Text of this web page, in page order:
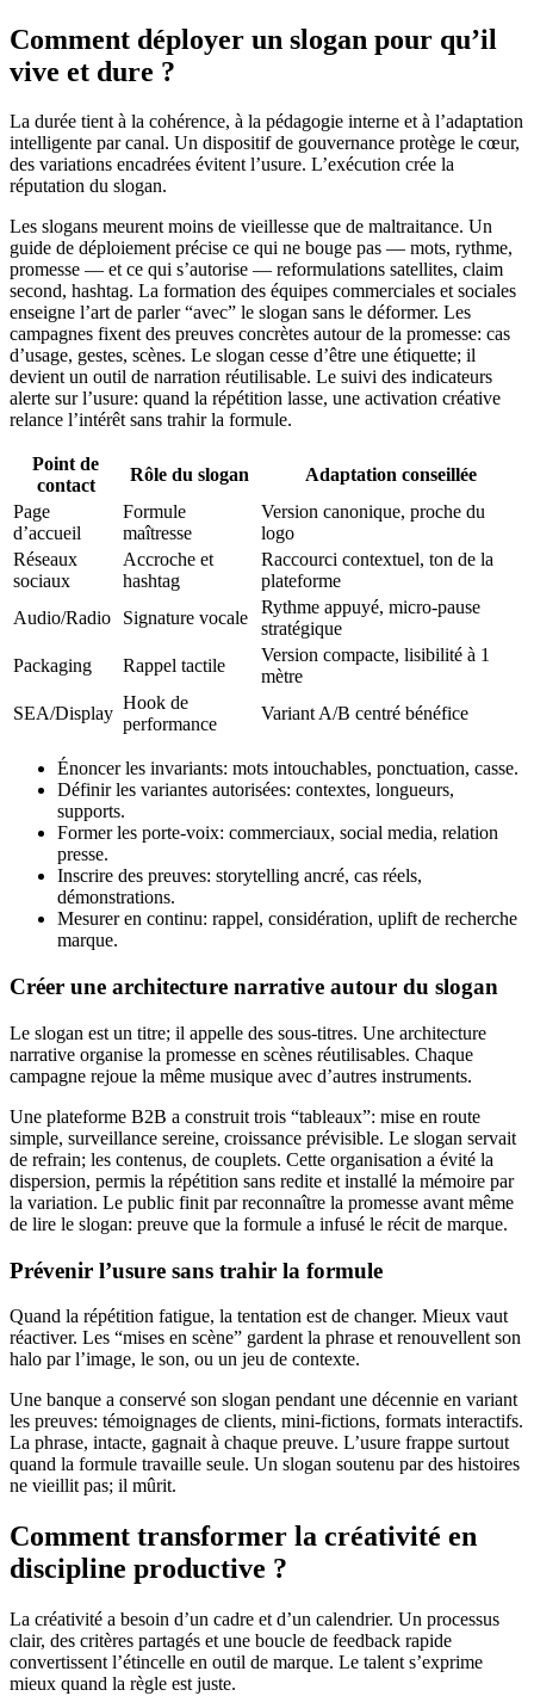
Comment déployer un slogan pour qu’il
vive et dure ?
La durée tient à la cohérence, à la pédagogie interne et à l’adaptation
intelligente par canal. Un dispositif de gouvernance protège le cœur,
des variations encadrées évitent l’usure. L’exécution crée la
réputation du slogan.
Les slogans meurent moins de vieillesse que de maltraitance. Un
guide de déploiement précise ce qui ne bouge pas — mots, rythme,
promesse — et ce qui s’autorise — reformulations satellites, claim
second, hashtag. La formation des équipes commerciales et sociales
enseigne l’art de parler “avec” le slogan sans le déformer. Les
campagnes fixent des preuves concrètes autour de la promesse: cas
d’usage, gestes, scènes. Le slogan cesse d’être une étiquette; il
devient un outil de narration réutilisable. Le suivi des indicateurs
alerte sur l’usure: quand la répétition lasse, une activation créative
relance l’intérêt sans trahir la formule.
Point de
contact
Rôle du slogan
Adaptation conseillée
Page
d’accueil
Formule
maîtresse
Version canonique, proche du
logo
Réseaux
sociaux
Accroche et
hashtag
Raccourci contextuel, ton de la
plateforme
Audio/Radio
Signature vocale
Rythme appuyé, micro-pause
stratégique
Packaging
Rappel tactile
Version compacte, lisibilité à 1
mètre
SEA/Display
Hook de
performance
Variant A/B centré bénéfice
Énoncer les invariants: mots intouchables, ponctuation, casse.
Définir les variantes autorisées: contextes, longueurs,
supports.
Former les porte-voix: commerciaux, social media, relation
presse.
Inscrire des preuves: storytelling ancré, cas réels,
démonstrations.
Mesurer en continu: rappel, considération, uplift de recherche
marque.
Créer une architecture narrative autour du slogan
Le slogan est un titre; il appelle des sous-titres. Une architecture
narrative organise la promesse en scènes réutilisables. Chaque
campagne rejoue la même musique avec d’autres instruments.
Une plateforme B2B a construit trois “tableaux”: mise en route
simple, surveillance sereine, croissance prévisible. Le slogan servait
de refrain; les contenus, de couplets. Cette organisation a évité la
dispersion, permis la répétition sans redite et installé la mémoire par
la variation. Le public finit par reconnaître la promesse avant même
de lire le slogan: preuve que la formule a infusé le récit de marque.
Prévenir l’usure sans trahir la formule
Quand la répétition fatigue, la tentation est de changer. Mieux vaut
réactiver. Les “mises en scène” gardent la phrase et renouvellent son
halo par l’image, le son, ou un jeu de contexte.
Une banque a conservé son slogan pendant une décennie en variant
les preuves: témoignages de clients, mini-fictions, formats interactifs.
La phrase, intacte, gagnait à chaque preuve. L’usure frappe surtout
quand la formule travaille seule. Un slogan soutenu par des histoires
ne vieillit pas; il mûrit.
Comment transformer la créativité en
discipline productive ?
La créativité a besoin d’un cadre et d’un calendrier. Un processus
clair, des critères partagés et une boucle de feedback rapide
convertissent l’étincelle en outil de marque. Le talent s’exprime
mieux quand la règle est juste.